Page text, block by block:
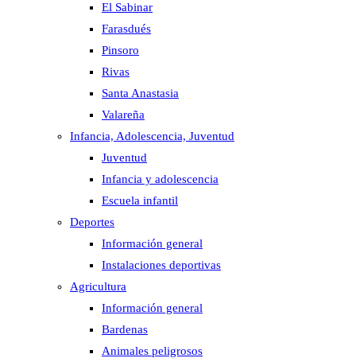
El Sabinar
Farasdués
Pinsoro
Rivas
Santa Anastasia
Valareña
Infancia, Adolescencia, Juventud
Juventud
Infancia y adolescencia
Escuela infantil
Deportes
Información general
Instalaciones deportivas
Agricultura
Información general
Bardenas
Animales peligrosos